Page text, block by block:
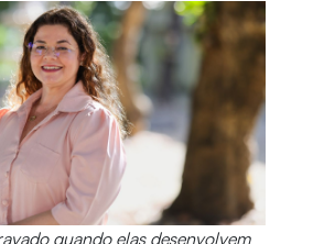
quando elas desenvolvem